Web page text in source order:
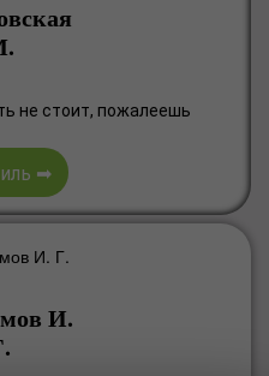
не стоит, пожалеешь
➡
И.